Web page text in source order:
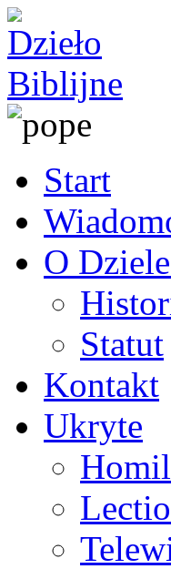
Start
O
Statut
Kontakt
Ukryte